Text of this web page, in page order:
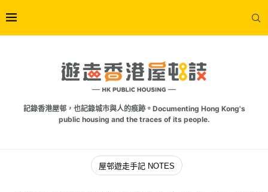
記錄香港屋邨，也記錄城市與人的痕跡。Documenting Hong Kong's
public housing and the traces of its people.
屋邨遊走手記 NOTES